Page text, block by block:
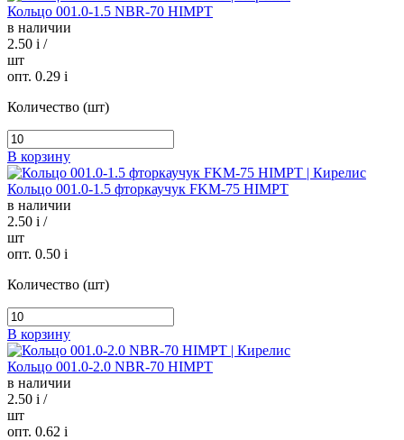
Кольцо 001.0-1.5 NBR-70 HIMPT
в наличии
2.50 i /
шт
опт. 0.29 i
Количество (шт)
В корзину
Кольцо 001.0-1.5 фторкаучук FKM-75 HIMPT
в наличии
2.50 i /
шт
опт. 0.50 i
Количество (шт)
В корзину
Кольцо 001.0-2.0 NBR-70 HIMPT
в наличии
2.50 i /
шт
опт. 0.62 i